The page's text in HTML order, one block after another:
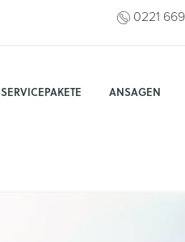
0221
SERVICEPAKETE ANSAGEN